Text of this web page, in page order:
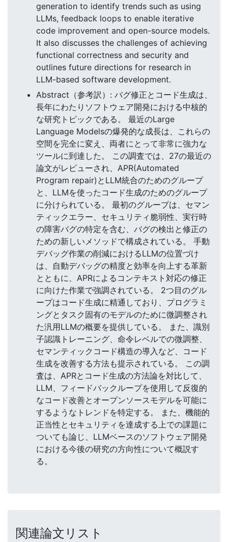
generation to identify trends such as using
LLMs, feedback loops to enable iterative
code improvement and open-source models.
It also discusses the challenges of achieving
functional correctness and security and
outlines future directions for research in
LLM-based software development.
Abstract（参考訳）: バグ修正とコード生成は、
長年にわたりソフトウェア開発における中核的
な研究トピックである。 最近のLarge
Language Modelsの爆発的な成長は、これらの
空間を完全に変え、両者にとって非常に強力な
ツールに到達した。 この調査では、27の最近の
論文がレビューされ、APR(Automated
Program repair)とLLM統合のためのグループ
と、LLMを使ったコード生成のためのグループ
に分けられている。 最初のグループは、セマン
ティックエラー、セキュリティ脆弱性、実行時
の障害バグの特定を含む、バグの検出と修正の
ための新しいメソッドで構成されている。 手動
デバッグ作業の削減におけるLLMの位置づけ
は、自動デバッグの精度と効率を向上する革新
とともに、APRによるコンテキスト対応の修正
に向けた作業で強調されている。 2つ目のグル
ープはコード生成に精通しており、プログラミ
ングとタスク固有のモデルのために微調整され
た汎用LLMの概要を提供している。 また、識別
子認識トレーニング、命令レベルでの微調整、
セマンティックコード構造の導入など、コード
生成を改善する方法も提示されている。 この調
査は、APRとコード生成の方法論を対比して、
LLM、フィードバックループを使用して反復的
なコード改善とオープンソースモデルを可能に
するようなトレンドを特定する。 また、機能的
正当性とセキュリティを達成する上での課題に
ついても論じ、LLMベースのソフトウェア開発
における今後の研究の方向性について概説す
る。
関連論文リスト